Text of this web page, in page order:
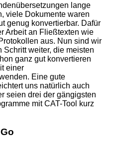
lange
viele Dokumente waren
genug konvertierbar. Dafür
Arbeit an Fließtexten wie
aus. Nun sind wir
weiter, die meisten
ganz gut konvertieren
einer
Eine gute
uns natürlich auch
seien drei der gängigsten
mit CAT-Tool kurz